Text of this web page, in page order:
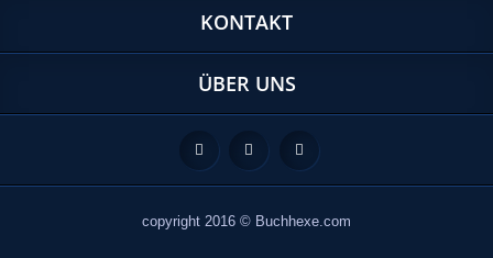
copyright 2016 © Buchhexe.com
KONTAKT
ÜBER UNS
Feed